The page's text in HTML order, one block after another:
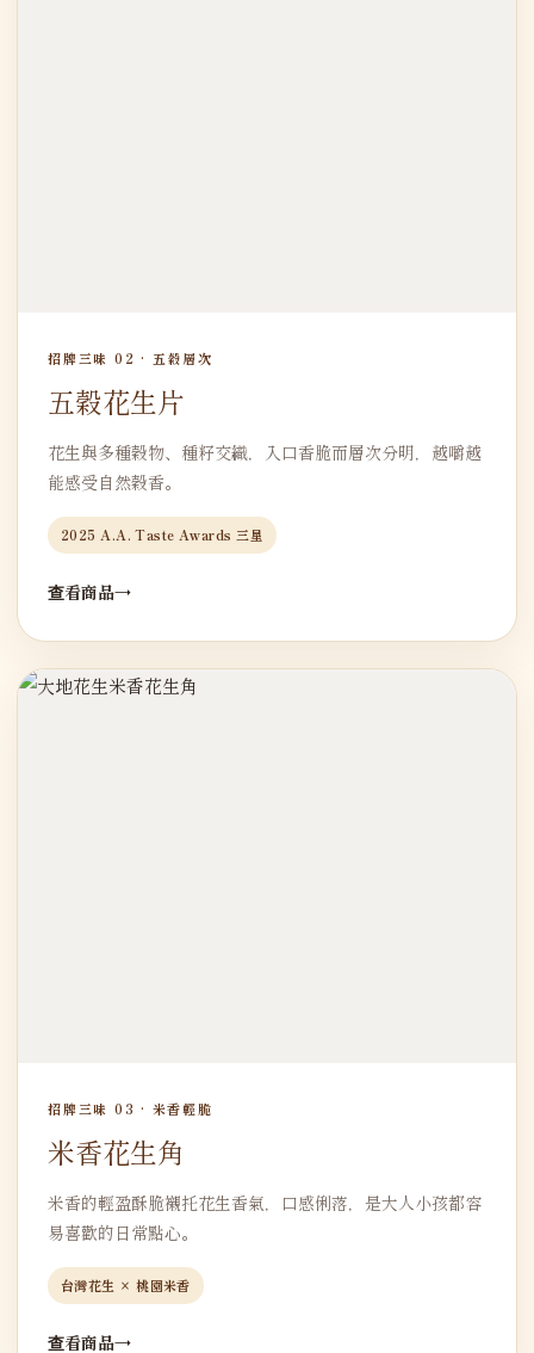
招牌三味 02 · 五穀層次
五穀花生片
花生與多種穀物、種籽交織，入口香脆而層次分明，越嚼越
能感受自然穀香。
2025 A.A. Taste Awards 三星
查看商品
招牌三味 03 · 米香輕脆
米香花生角
米香的輕盈酥脆襯托花生香氣，口感俐落，是大人小孩都容
易喜歡的日常點心。
台灣花生 × 桃園米香
查看商品